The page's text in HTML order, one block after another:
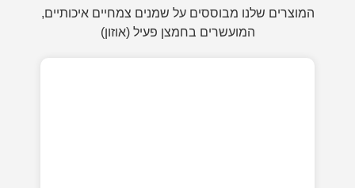
המוצרים שלנו מבוססים על שמנים צמחיים איכותיים,
המועשרים בחמצן פעיל (אוזון)